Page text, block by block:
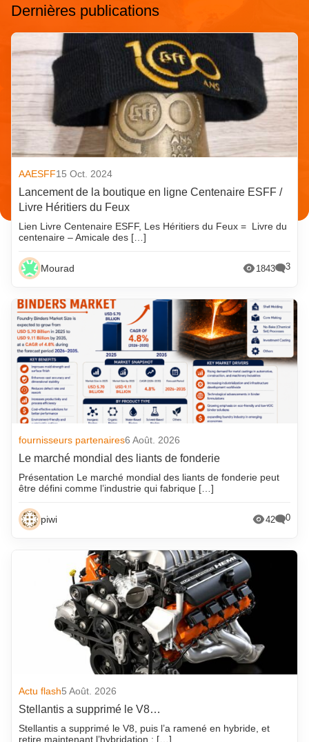
Dernières publications
AAESFF15 Oct. 2024
Lancement de la boutique en ligne Centenaire ESFF /
Livre Héritiers du Feux
Lien Livre Centenaire ESFF, Les Héritiers du Feux = Livre du
centenaire – Amicale des […]
Mourad 1843 3
fournisseurs partenaires6 Août. 2026
Le marché mondial des liants de fonderie
Présentation Le marché mondial des liants de fonderie peut
être défini comme l’industrie qui fabrique […]
piwi 42 0
Actu flash5 Août. 2026
Stellantis a supprimé le V8…
Stellantis a supprimé le V8, puis l’a ramené en hybride, et
retire maintenant l’hybridation : […]